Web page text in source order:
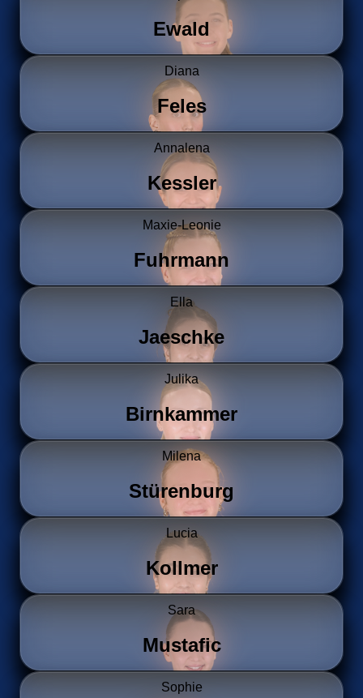
Ewald
Diana
Feles
Annalena
Kessler
Maxie-Leonie
Fuhrmann
Ella
Jaeschke
Julika
Birnkammer
Milena
Stürenburg
Lucia
Kollmer
Sara
Mustafic
Sophie